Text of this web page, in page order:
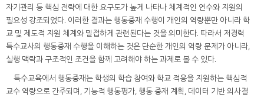
자기관리 등 핵심 전략에 대한 요구도가 높게 나타나 체계적인 연수와 지원의
필요성 강조되었다. 이러한 결과는 행동중재 수행이 개인의 역량뿐만 아니라 학
교 및 제도적 지원 체계와 밀접하게 관련된다는 것을 의미한다. 따라서 저경력
특수교사의 행동중재 수행을 이해하는 것은 단순한 개인의 역량 문제가 아니라,
실행 맥락과 구조적인 조건을 함께 고려해야 하는 과제로 볼 수 있다.
특수교육에서 행동중재는 학생의 학습 참여와 학교 적응을 지원하는 핵심적
교수 역량으로 간주되며, 기능적 행동평가, 행동 중재 계획, 데이터 기반 의사결